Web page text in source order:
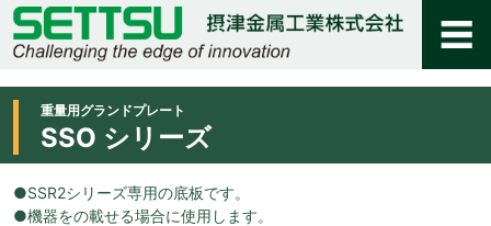
重量用グランドプレート
SSO シリーズ
●SSR2シリーズ専用の底板です。
●機器をの載せる場合に使用します。